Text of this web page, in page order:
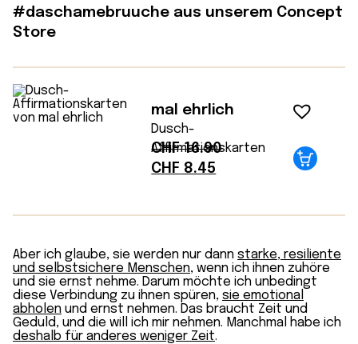
#daschamebruuche aus unserem Concept
Store
mal ehrlich
Dusch-
Affirmationskarten
CHF16.90
Ursprünglicher
CHF 8.45
Aber ich glaube, sie werden nur dann starke, resiliente
und selbstsichere Menschen, wenn ich ihnen zuhöre
und sie ernst nehme. Darum möchte ich unbedingt
diese Verbindung zu ihnen spüren, sie emotional
abholen und ernst nehmen. Das braucht Zeit und
Geduld, und die will ich mir nehmen. Manchmal habe ich
deshalb für anderes weniger Zeit.